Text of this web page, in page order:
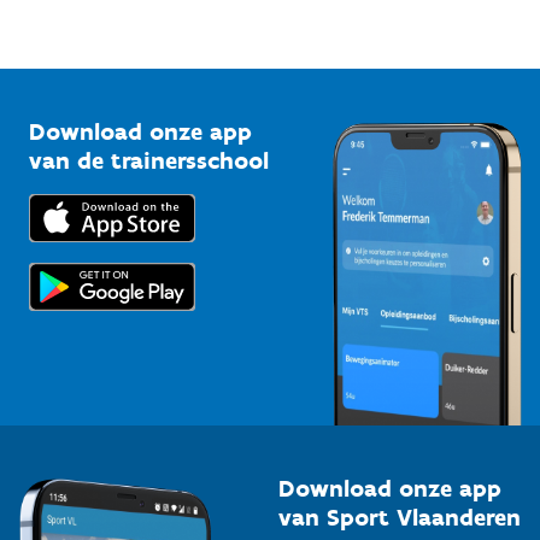
Bedrijven
Trainers en begeleiders
Topsporters
Vlaamse Trainersschool
Kennisplatform
Downloads
Voor de pers
Download onze app
van de trainersschool
Download onze app
van Sport Vlaanderen